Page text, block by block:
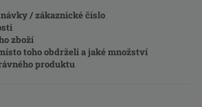
/ zákaznické číslo
zboží
toho obdrželi a jaké množství
produktu